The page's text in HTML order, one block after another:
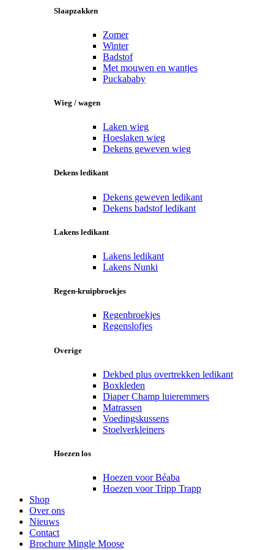
Slaapzakken
Zomer
Winter
Badstof
Met mouwen en wantjes
Puckababy
Wieg / wagen
Laken wieg
Hoeslaken wieg
Dekens geweven wieg
Dekens ledikant
Dekens geweven ledikant
Dekens badstof ledikant
Lakens ledikant
Lakens ledikant
Lakens Nunki
Regen-kruipbroekjes
Regenbroekjes
Regenslofjes
Overige
Dekbed plus overtrekken ledikant
Boxkleden
Diaper Champ luieremmers
Matrassen
Voedingskussens
Stoelverkleiners
Hoezen los
Hoezen voor Béaba
Hoezen voor Tripp Trapp
Shop
Over ons
Nieuws
Contact
Brochure Mingle Moose